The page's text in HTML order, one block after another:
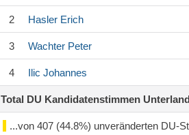
2 Hasler Erich
3 Wachter Peter
4 Ilic Johannes
Total DU Kandidatenstimmen Unterland
...von 407 (44.8%) unveränderten DU-